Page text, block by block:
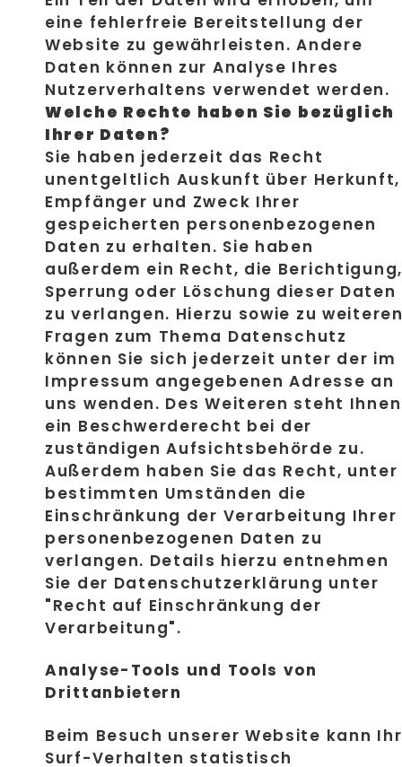
eine fehlerfreie Bereitstellung der
Website zu gewährleisten. Andere
Daten können zur Analyse Ihres
Nutzerverhaltens verwendet werden.
Welche Rechte haben Sie bezüglich
Ihrer Daten?
Sie haben jederzeit das Recht
unentgeltlich Auskunft über Herkunft,
Empfänger und Zweck Ihrer
gespeicherten personenbezogenen
Daten zu erhalten. Sie haben
außerdem ein Recht, die Berichtigung,
Sperrung oder Löschung dieser Daten
zu verlangen. Hierzu sowie zu
Fragen zum Thema Datenschutz
können Sie sich jederzeit unter der im
Impressum angegebenen Adresse an
uns wenden. Des Weiteren steht Ihnen
ein Beschwerderecht bei der
zuständigen Aufsichtsbehörde zu.
Außerdem haben Sie das Recht, unter
bestimmten Umständen die
Einschränkung der Verarbeitung Ihrer
personenbezogenen Daten zu
verlangen. Details hierzu entnehmen
Sie der Datenschutzerklärung unter
"Recht auf Einschränkung der
Verarbeitung".
Analyse-Tools und Tools von
Drittanbietern
Beim Besuch unserer Website kann Ihr
Surf-Verhalten statistisch